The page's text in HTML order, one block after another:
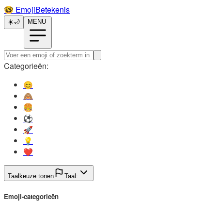
🤓️ EmojiBetekenis
☀️🌙 MENU
Categorieën:
😊️
🙈️
🍔️
⚽️
🚀️
💡️
❤️
Taalkeuze tonen Taal:
Emoji-categorieën